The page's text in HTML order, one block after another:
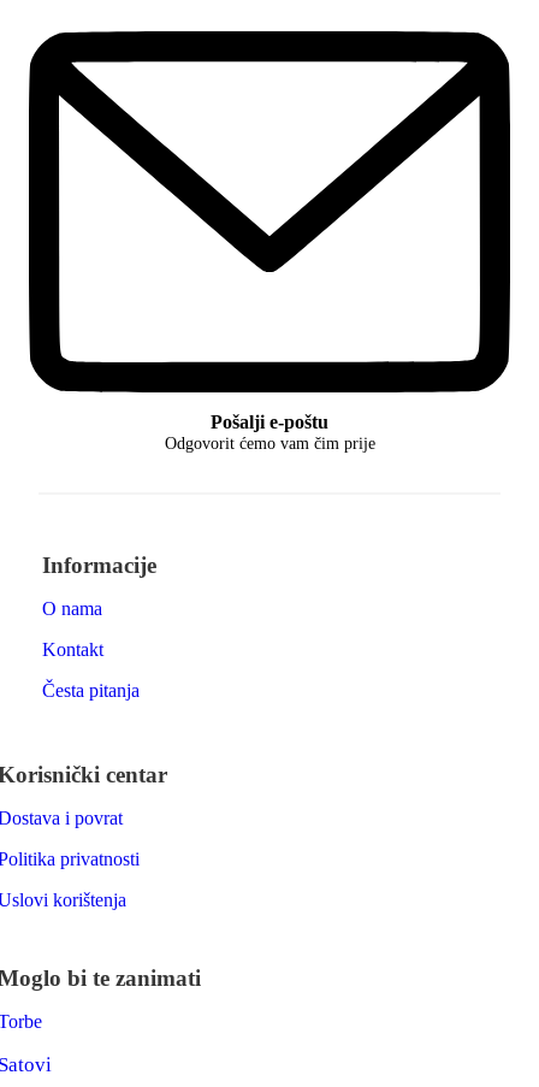
Pošalji e-poštu
Odgovorit ćemo vam čim prije
Informacije
O nama
Kontakt
Česta pitanja
centar
i povrat
privatnosti
korištenja
bi te zanimati